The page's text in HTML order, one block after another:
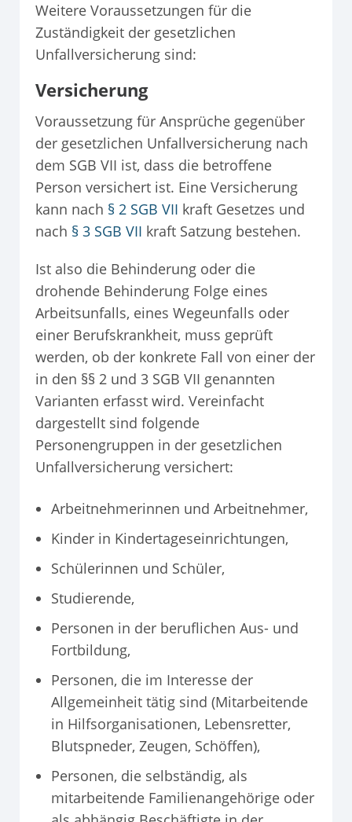
Weitere Voraussetzungen für die
Zuständigkeit der gesetzlichen
Unfallversicherung sind:
Versicherung
Voraussetzung für Ansprüche gegenüber
der gesetzlichen Unfallversicherung nach
dem SGB VII ist, dass die betroffene
Person versichert ist. Eine Versicherung
kann nach § 2 SGB VII kraft Gesetzes und
nach § 3 SGB VII kraft Satzung bestehen.
Ist also die Behinderung oder die
drohende Behinderung Folge eines
Arbeitsunfalls, eines Wegeunfalls oder
einer Berufskrankheit, muss geprüft
werden, ob der konkrete Fall von einer der
in den §§ 2 und 3 SGB VII genannten
Varianten erfasst wird. Vereinfacht
dargestellt sind folgende
Personengruppen in der gesetzlichen
Unfallversicherung versichert:
Arbeitnehmerinnen und Arbeitnehmer,
Kinder in Kindertageseinrichtungen,
Schülerinnen und Schüler,
Studierende,
Personen in der beruflichen Aus- und
Fortbildung,
Personen, die im Interesse der
Allgemeinheit tätig sind (Mitarbeitende
in Hilfsorganisationen, Lebensretter,
Blutspneder, Zeugen, Schöffen),
Personen, die selbständig, als
mitarbeitende Familienangehörige oder